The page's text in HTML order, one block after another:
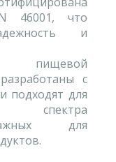
46001, что
и
пищевой
с
подходят для
спектра
для